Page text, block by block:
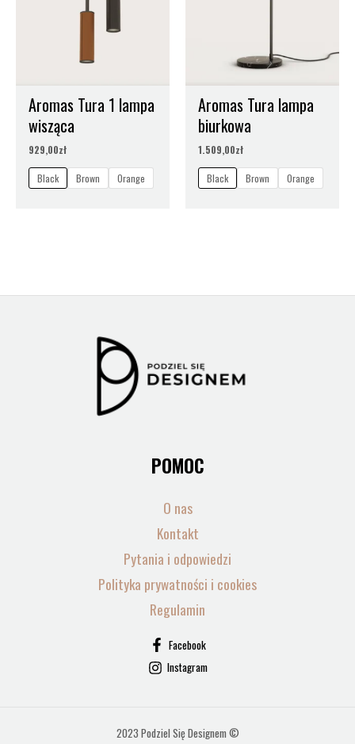
Aromas Tura 1 lampa
wisząca
929,00zł
Black Brown Orange
Aromas Tura lampa
biurkowa
1.509,00zł
Black Brown Orange
POMOC
O nas
Kontakt
Pytania i odpowiedzi
Polityka prywatności i cookies
Regulamin
Facebook
Instagram
2023 Podziel Się Designem ©